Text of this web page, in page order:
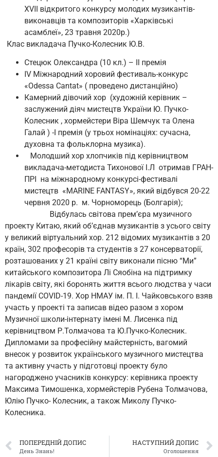
XVII відкритого конкурсу молодих музикантів-
виконавців та композиторів «Харківські
асамблеї», 23 травня 2020р.)
Клас викладача Пучко-Колесник Ю.В.
Стецюк Олександра (10 кл.) – ІІ премія
IV Міжнародний хоровий фестиваль-конкурс
«Odessa Cantat» ( проведено дистанційно)
Камерний дівочий хор (художній керівник –
заслужений діяч мистецтв України Ю. Пучко-
Колесник , хормейстери Віра Шемчук та Олена
Галай ) -І премія (у трьох номінаціях: сучасна,
духовна та фольклорна музика).
Молодший хор хлопчиків під керівництвом
викладача-методиста Тихонової І.Л отримав ГРАН-
ПРІ на міжнародному конкурсі-фестивалі
мистецтв «MARINE FANTASY», який відбувся 20-22
червня 2020 р. м. Чорноморець (Болгарія);
Відбулась світова прем’єра музичного
проекту Китаю, який об’єднав музикантів з усього світу
у великий віртуальний хор. 212 відомих музикантів з 20
країн, 302 професорів та студентів з 27 консерваторії,
розташованих у 21 країні світу виконали пісню “Ми”
китайського композитора Лі Сяобіна на підтримку
лікарів світу, які боронять життя всього людства у часи
пандемії COVID-19. Хор НМАУ ім. П. І. Чайковського взяв
участь у проекті та записав відео разом з хором
Музичної школи-інтернату імені М. Лисенка під
керівництвом Р.Толмачова та Ю.Пучко-Колесник.
Дипломами за професійну майстерність, вагомий
внесок у розвиток українського музичного мистецтва
та активну участь у підготовці проекту було
нагороджено учасників конкурсу: керівника проекту
Максима Тимошенка, хормейстерів Рубена Толмачова,
Юлію Пучко- Колесник, а також Миколу Пучко-
Колесника.
ПОПЕРЕДНІЙ ДОПИС
День Знань!
НАСТУПНИЙ ДОПИС
Оголошення